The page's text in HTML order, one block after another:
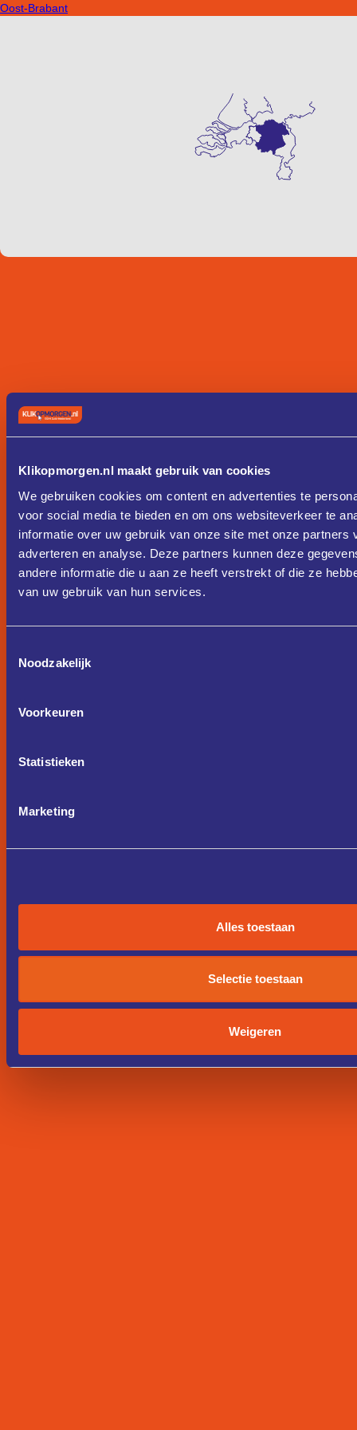
Klikopmorgen.nl maakt gebruik van cookies
We gebruiken cookies om content en advertenties te
voor social media te bieden en om ons websiteverkeer te
informatie over uw gebruik van onze site met onze partners
adverteren en analyse. Deze partners kunnen deze
andere informatie die u aan ze heeft verstrekt of die ze
van uw gebruik van hun services.
Noodzakelijk
Voorkeuren
Statistieken
Marketing
Alles toestaan
Selectie toestaan
Weigeren
Oost-Brabant